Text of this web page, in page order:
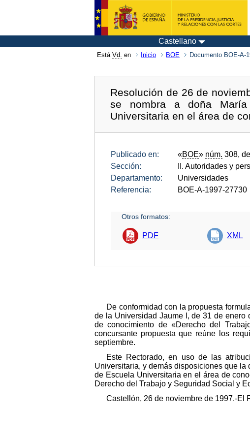
Castellano
Está Vd. en Inicio BOE Documento BOE-A-
Resolución de 26 de
se nombra a doña María
Universitaria en el área de
Publicado en: «BOE» núm. 308,
Sección:
II. Autoridades y
Departamento:
Universidades
Referencia:
BOE-A-1997-27730
Otros formatos:
PDF XML
De conformidad con la propuesta
de la Universidad Jaume I, de 31 de
de conocimiento de «Derecho del
concursante propuesta que reúne los
septiembre.
Este Rectorado, en uso de las
Universitaria, y demás disposiciones que la
de Escuela Universitaria en el área de
Derecho del Trabajo y Seguridad Social y
Castellón, 26 de noviembre de 1997.-El